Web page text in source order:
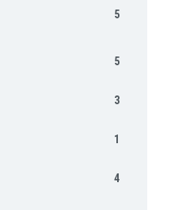
5
5
3
1
4